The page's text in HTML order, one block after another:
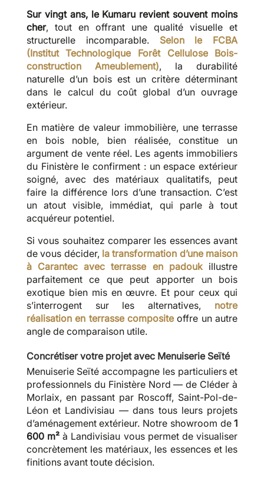
Sur vingt ans, le Kumaru revient souvent moins
cher, tout en offrant une qualité visuelle et
structurelle incomparable. Selon le FCBA
(Institut Technologique Forêt Cellulose Bois-
construction Ameublement), la durabilité
naturelle d’un bois est un critère déterminant
dans le calcul du coût global d’un ouvrage
extérieur.
En matière de valeur immobilière, une terrasse
en bois noble, bien réalisée, constitue un
argument de vente réel. Les agents immobiliers
du Finistère le confirment : un espace extérieur
soigné, avec des matériaux qualitatifs, peut
faire la différence lors d’une transaction. C’est
un atout visible, immédiat, qui parle à tout
acquéreur potentiel.
Si vous souhaitez comparer les essences avant
de vous décider, la transformation d’une maison
à Carantec avec terrasse en padoukillustre
parfaitement ce que peut apporter un bois
exotique bien mis en œuvre. Et pour ceux qui
s’interrogent sur les alternatives, notre
réalisation en terrasse compositeoffre un autre
angle de comparaison utile.
Concrétiser votre projet avec Menuiserie Seïté
Menuiserie Seïté accompagne les particuliers et
professionnels du Finistère Nord — de Cléder à
Morlaix, en passant par Roscoff, Saint-Pol-de-
Léon et Landivisiau — dans tous leurs projets
d’aménagement extérieur. Notre showroom de1
600 m² à Landivisiau vous permet de visualiser
concrètement les matériaux, les essences et les
finitions avant toute décision.